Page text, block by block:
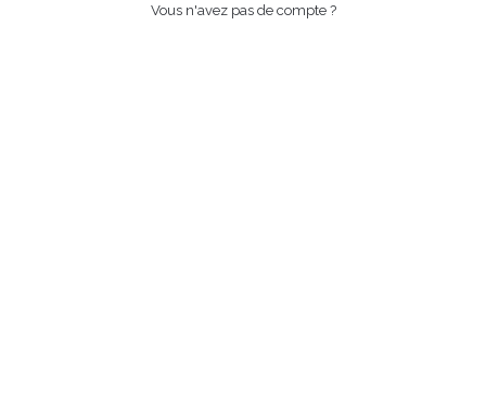
Vous n'avez pas de compte ?